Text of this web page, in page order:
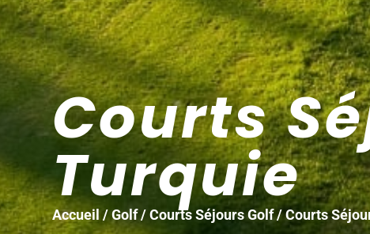
Courts
Turquie
Accueil /Golf/Courts Séjours Golf/ Courts